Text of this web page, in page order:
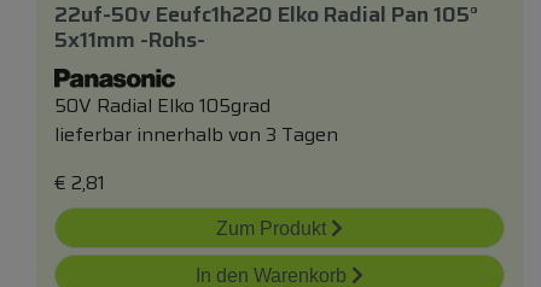
22uf-50v Eeufc1h220 Elko Radial Pan 105°
5x11mm -rohs-
50V Radial Elko 105grad
lieferbar innerhalb von 3 Tagen
€ 2,81
Zum Produkt
In den Warenkorb